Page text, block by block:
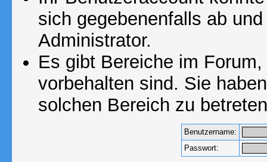
sich gegebenenfalls ab
Administrator.
Es gibt Bereiche im
vorbehalten sind. Sie
solchen Bereich zu
Benutzername:
Passwort: